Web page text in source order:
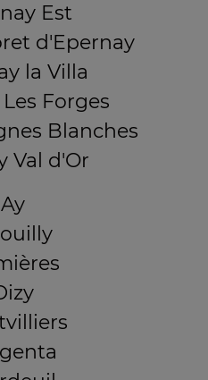
Est
d'Epernay
la Villa
Forges
Blanches
Val d'Or
Ay